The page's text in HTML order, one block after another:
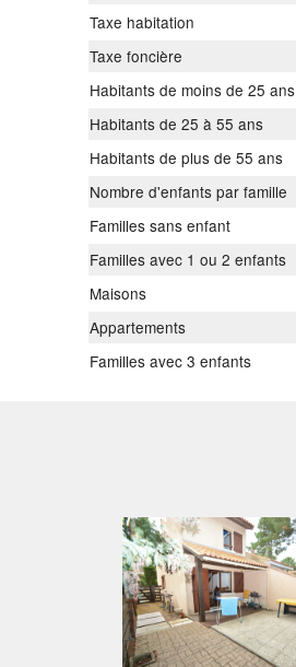
Taxe habitation
Taxe foncière
Habitants de moins de 25 ans
Habitants de 25 à 55 ans
Habitants de plus de 55 ans
Nombre d'enfants par famille
Familles sans enfant
Familles avec 1 ou 2 enfants
Maisons
Appartements
Familles avec 3 enfants